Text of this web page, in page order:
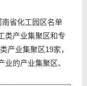
省化工园区名单
类产业集聚区和专
产业集聚区19家，
的产业集聚区、